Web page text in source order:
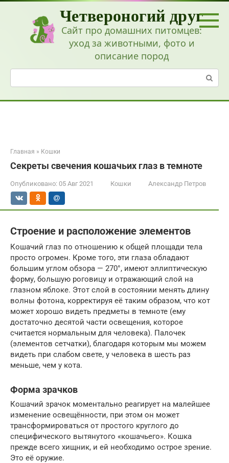
Перейти
Четвероногий друг
Сайт про домашних питомцев:
уход за животными, фото и
описание пород
Поиск:
Главная » Кошки
Секреты свечения кошачьих глаз в темноте
Опубликовано: 05 Авг 2021 Кошки Александр Петров
Строение и расположение элементов
Кошачий глаз по отношению к общей площади тела
просто огромен. Кроме того, эти глаза обладают
большим углом обзора — 270°, имеют эллиптическую
форму, большую роговицу и отражающий слой на
глазном яблоке. Этот слой в состоянии менять длину
волны фотона, корректируя её таким образом, что кот
может хорошо видеть предметы в темноте (ему
достаточно десятой части освещения, которое
считается нормальным для человека). Палочек
(элементов сетчатки), благодаря которым мы можем
видеть при слабом свете, у человека в шесть раз
меньше, чем у кота.
Форма зрачков
Кошачий зрачок моментально реагирует на малейшее
изменение освещённости, при этом он может
трансформироваться от простого круглого до
специфического вытянутого «кошачьего». Кошка
прежде всего хищник, и ей необходимо острое зрение.
Это её оружие.